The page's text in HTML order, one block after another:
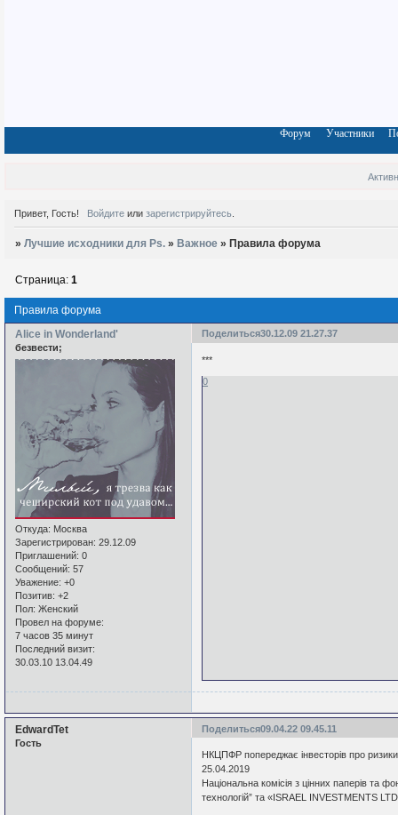
Форум Участники
Привет, Гость! Войдитеили зарегистрируйтесь.
»Лучшие исходники для Ps. » Важное » Правила форума
Правила форума
Страница:1
Поделиться30.12.09 21.27.37
Alice in Wonderland'
безвести;
Откуда: Москва
Зарегистрирован: 29.12.09
Приглашений: 0
Сообщений: 57
Уважение: +0
Позитив: +2
Пол: Женский
Провел на форуме:
7 часов 35 минут
Последний визит:
30.03.10 13.04.49
***
0
Поделиться09.04.22 09.45.11
EdwardTet
Гость
НКЦПФР попереджає інвесторів про
25.04.2019
Національна комісія з цінних паперів та
технологій” та «ISRAEL INVESTMENTS